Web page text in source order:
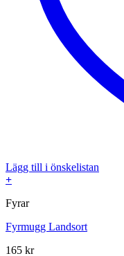
Lägg till i önskelistan
+
Fyrar
Fyrmugg Landsort
165 kr